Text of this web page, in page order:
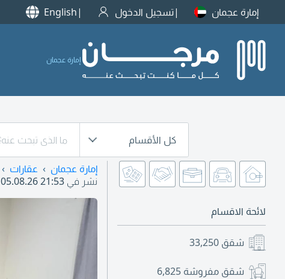
إمارة عجمان تسجيل الدخول English
إمارة عجمان
كل الأقسام
لائحة الاقسام
شقق 33,250
شقق مفروشة 6,825
إمارة عجمان عقارات
نشر في 05.08.26 21:53